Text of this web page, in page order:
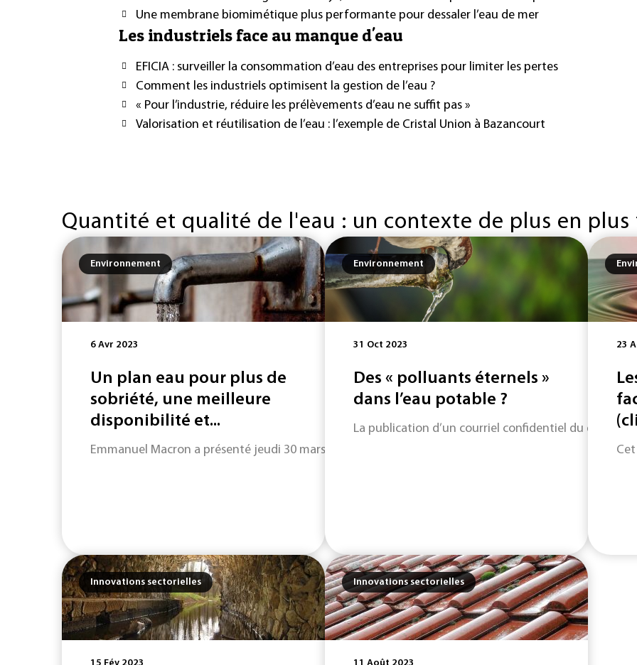
Une membrane biomimétique plus performante pour dessaler l’eau de mer
Les industriels face au manque d'eau
EFICIA : surveiller la consommation d’eau des entreprises pour limiter les pertes
Comment les industriels optimisent la gestion de l’eau ?
« Pour l’industrie, réduire les prélèvements d’eau ne suffit pas »
Valorisation et réutilisation de l’eau : l’exemple de Cristal Union à Bazancourt
Quantité et qualité de l'eau : un contexte de plus en plus
Environnement
6 Avr 2023
Un plan eau pour plus de
sobriété, une meilleure
disponibilité et...
Emmanuel Macron a présenté jeudi 30 mars son plan pour une « gestion résiliente et concertée de
Environnement
31 Oct 2023
Des « polluants éternels »
dans l’eau potable ?
La publication d’un courriel confidentiel du directeur
23
Innovations sectorielles Innovations sectorielles